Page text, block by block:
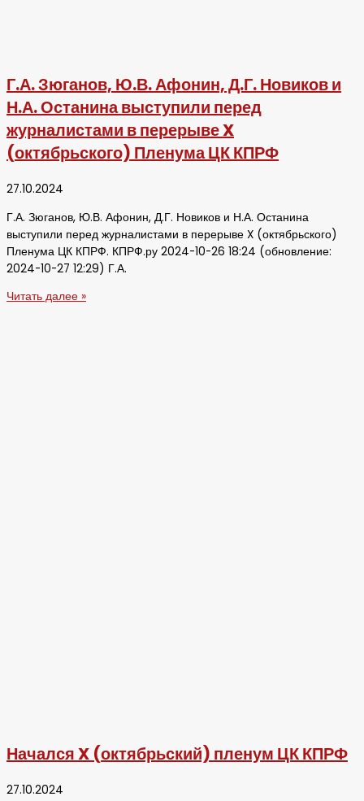
Г.А. Зюганов, Ю.В. Афонин, Д.Г. Новиков и
Н.А. Останина выступили перед
журналистами в перерыве X
(октябрьского) Пленума ЦК КПРФ
27.10.2024
Г.А. Зюганов, Ю.В. Афонин, Д.Г. Новиков и Н.А. Останина
выступили перед журналистами в перерыве X (октябрьского)
Пленума ЦК КПРФ. КПРФ.ру 2024-10-26 18:24 (обновление:
2024-10-27 12:29) Г.А.
Читать далее »
Начался X (октябрьский) пленум ЦК КПРФ
27.10.2024